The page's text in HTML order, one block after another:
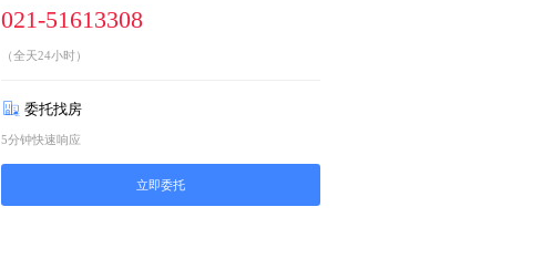
021-51613308
（全天24小时）
委托找房
5分钟快速响应
立即委托